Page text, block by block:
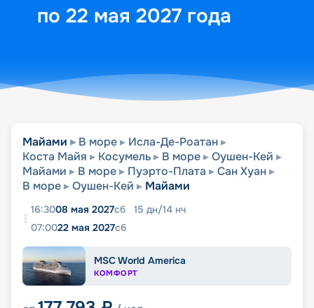
по 22 мая 2027 года
Майами В море
Исла-Де-Роатан
Коста Майя
Косумель В море
Оушен-Кей
Майами
В море Пуэрто-Плата
Сан Хуан
В море
Оушен-Кей Майами
16:3008 мая 2027сб 15 дн/14 нч
07:0022 мая 2027сб
MSC World America
КОМФОРТ